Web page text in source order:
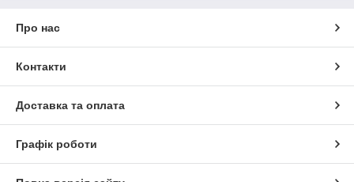
Про нас
Контакти
Доставка та оплата
Графік роботи